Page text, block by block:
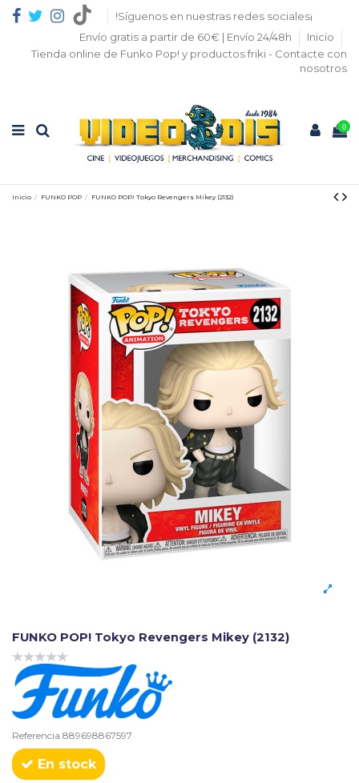
!Síguenos en nuestras redes sociales¡
Envío gratis a partir de 60€ | Envío 24/48h
Inicio
Tienda online de Funko Pop! y productos friki - Contacte con
nosotros
0
Inicio FUNKO POP FUNKO POP! Tokyo Revengers Mikey (2132)
FUNKO POP! Tokyo Revengers Mikey (2132)
Referencia 889698867597
En stock